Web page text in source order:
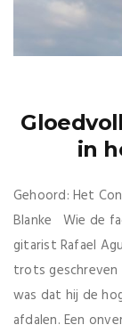
in
Gehoord: Het
Blanke Wie de
gitarist Rafael
trots
was dat hij de
afdalen. Een